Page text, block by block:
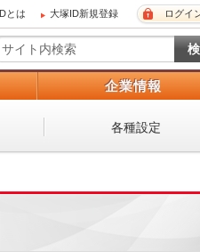
とは 大塚ID新規登録 ログイ
企業情報
各種設定